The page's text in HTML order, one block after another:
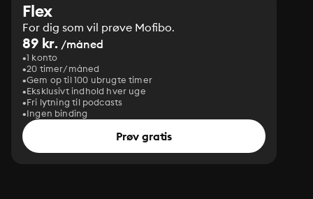
Flex
For dig som vil prøve Mofibo.
89 kr. /måned
1 konto
20 timer/måned
Gem op til 100 ubrugte timer
Eksklusivt indhold hver uge
Fri lytning til podcasts
Ingen binding
Prøv gratis